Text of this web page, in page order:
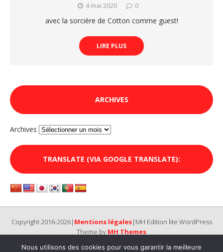
4 mai 2020 0
avec la sorcière de Cotton comme guest!
LIRE PLUS
ARCHIVES
Archives
TRANSLATE (VIA GOOGLE TRANSLATE):
Copyright 2016-2026| Mentions légales|MH Edition lite WordPress
Theme by MH Themes
Nous utilisons des cookies pour vous garantir la meilleure